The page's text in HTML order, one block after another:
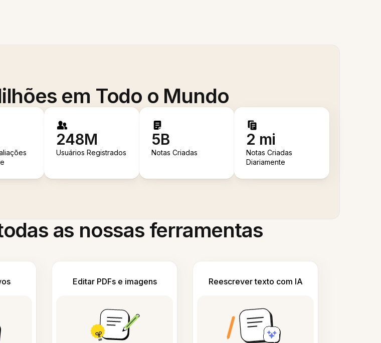
em Todo o Mundo
248M
Usuários Registrados
5B
Notas Criadas
2 mi
Notas Criadas
Diariamente
as nossas ferramentas
Editar PDFs e imagens Reescrever texto com IA